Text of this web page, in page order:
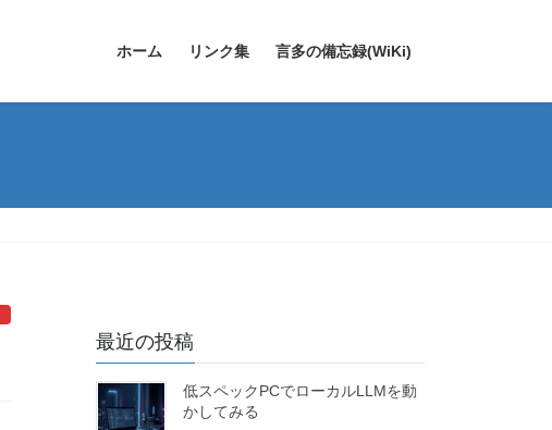
ホーム リンク集 言多の備忘録(WiKi)
最近の投稿
低スペックPCでローカルLLMを動
かしてみる